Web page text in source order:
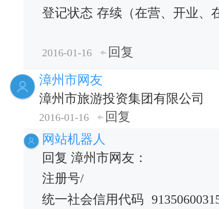
登记状态 存续（在营、开业、
2016-01-16
回复
漳州市网友
漳州市旅游投资集团有限公司
2016-01-16
回复
网站机器人
回复 漳州市网友：
注册号/
统一社会信用代码